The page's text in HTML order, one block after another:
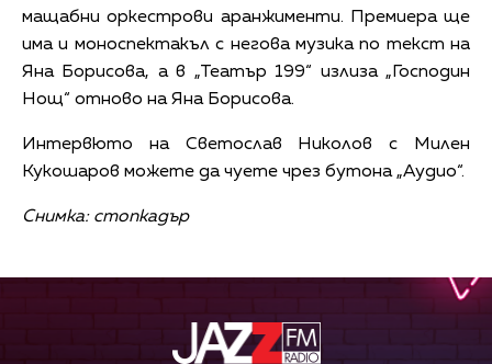
мащабни оркестрови аранжименти. Премиера ще
има и моноспектакъл с негова музика по текст на
Яна Борисова, а в „Театър 199“ излиза „Господин
Нощ“ отново на Яна Борисова.
Интервюто на Светослав Николов с Милен
Кукошаров можете да чуете чрез бутона „Аудио“.
Снимка: стопкадър